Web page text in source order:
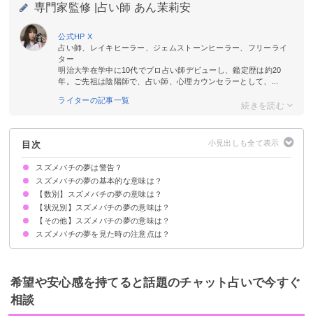
専門家監修 | 占い師 あん茉莉安
公式HP X
占い師、レイキヒーラー、ジェムストーンヒーラー、フリーライ
ター
明治大学在学中に10代でプロ占い師デビューし、鑑定歴は約20
年。ご先祖は陰陽師で、占い師、心理カウンセラーとして、...
ライターの記事一覧
目次
スズメバチの夢は警告？
スズメバチの夢の基本的な意味は？
問題・トラブルの発生の暗示
数/状況で意味が決まる
【数別】スズメバチの夢の意味は？
スズメバチが1匹出てくる夢【警告夢】
スズメバチが2匹出てくる夢【警告夢】
スズメバチの大群が出てくる夢【警告夢】
【状況別】スズメバチの夢の意味は？
スズメバチに刺される夢
スズメバチに刺されそうになる夢
スズメバチに襲われる夢【警告夢】
スズメバチを退治する夢【吉夢】
スズメバチが家の中に入ってくる夢【警告夢】
スズメバチに追いかけられる夢【警告夢】
スズメバチが体に止まる夢【警告夢】
スズメバチを捕まえる夢【吉夢】
スズメバチを殺す夢【警告】
スズメバチを飲み込む夢【吉夢】
スズメバチと戦う夢【吉夢】
スズメバチを食べる夢【吉夢】
スズメバチが逃げる夢【吉夢】
スズメバチに殺虫剤をかける夢【吉夢】
スズメバチの死骸を見つける夢【吉夢】
【その他】スズメバチの夢の意味は？
オオスズメバチの夢【警告夢】
スズメバチの幼虫の夢【吉夢】
スズメバチの巣の夢【吉夢】
スズメバチの夢を見た時の注意点は？
警告が現実にならないよう先手を打つ
警告夢や凶夢の内容を人に話す
希望や安心感を持てると話題のチャット占いで今すぐ
相談